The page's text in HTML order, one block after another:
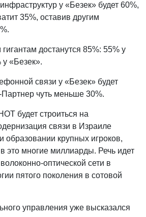
у «Безек» будет 60%,
35%, оставив другим
достанутся 85%: 55% у
«Безек».
связи у «Безек» будет
чуть меньше 30%.
будет строиться на
связи в Израиле
образовании крупных игроков,
это многие миллиарды. Речь идет
оптической сети в
пятого поколения в сотовой
управления уже высказался